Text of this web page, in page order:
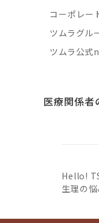
コーポレー
ツムラグル
ツムラ公式
医療関係者
Hello!
生理の